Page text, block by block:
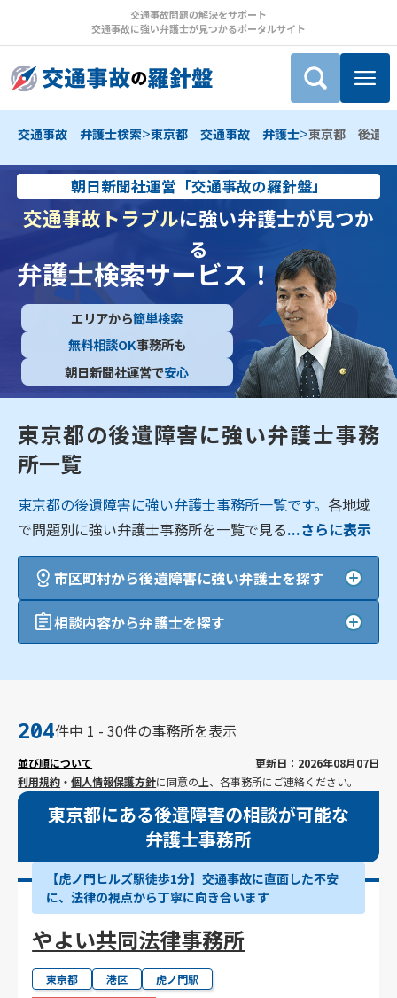
交通事故問題の解決をサポート
交通事故に強い弁護士が見つかるポータルサイト
交通事故 弁護士検索>東京都 交通事故 弁護士>東京都 後遺
朝日新聞社運営「交通事故の羅針盤」
交通事故トラブルに強い弁護士が見つか
る
弁護士検索サービス！
エリアから簡単検索
無料相談OK事務所も
朝日新聞社運営で安心
東京都の後遺障害に強い弁護士事務
所一覧
東京都の後遺障害に強い弁護士事務所一覧です。各地域
で問題別に強い弁護士事務所を一覧で見る...さらに表示
市区町村から後遺障害に強い弁護士を探す
相談内容から弁護士を探す
204件中 1 - 30件の事務所を表示
並び順について
更新日：2026年08月07日
利用規約 ・個人情報保護方針に同意の上、各事務所にご連絡ください。
東京都にある後遺障害の相談が可能な
弁護士事務所
【虎ノ門ヒルズ駅徒歩1分】交通事故に直面した不安
に、法律の視点から丁寧に向き合います
やよい共同法律事務所
東京都 港区 虎ノ門駅